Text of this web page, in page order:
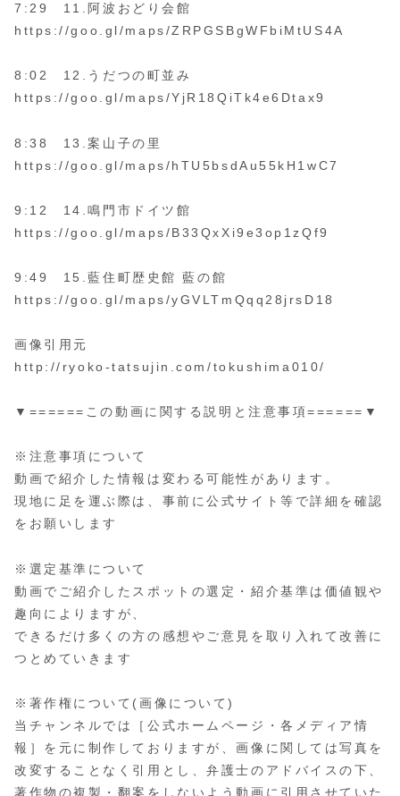
7:29 11.阿波おどり会館
https://goo.gl/maps/ZRPGSBgWFbiMtUS4A
8:02 12.うだつの町並み
https://goo.gl/maps/YjR18QiTk4e6Dtax9
8:38 13.案山子の里
https://goo.gl/maps/hTU5bsdAu55kH1wC7
9:12 14.鳴門市ドイツ館
https://goo.gl/maps/B33QxXi9e3op1zQf9
9:49 15.藍住町歴史館 藍の館
https://goo.gl/maps/yGVLTmQqq28jrsD18
画像引用元
http://ryoko-tatsujin.com/tokushima010/
▼======この動画に関する説明と注意事項======▼
※注意事項について
動画で紹介した情報は変わる可能性があります。
現地に足を運ぶ際は、事前に公式サイト等で詳細を確認
をお願いします
※選定基準について
動画でご紹介したスポットの選定・紹介基準は価値観や
趣向によりますが、
できるだけ多くの方の感想やご意見を取り入れて改善に
つとめていきます
※著作権について(画像について)
当チャンネルでは［公式ホームページ・各メディア情
報］を元に制作しておりますが、画像に関しては写真を
改変することなく引用とし、弁護士のアドバイスの下、
著作物の複製・翻案をしないよう動画に引用させていた